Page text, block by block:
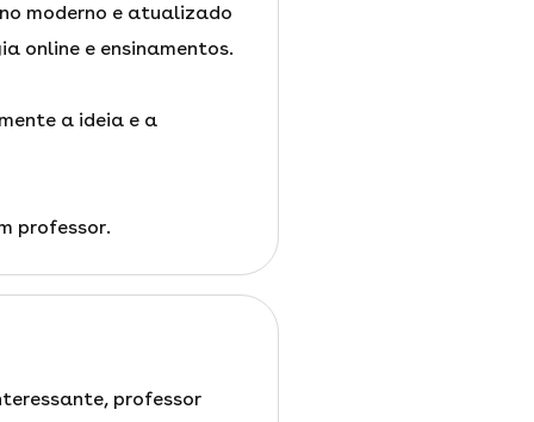
moderno e atualizado
online e ensinamentos.
a ideia e a
professor.
professor